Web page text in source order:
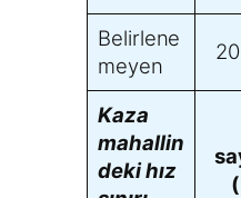
Belirlene
meyen
Kaza
mahallin
deki hız